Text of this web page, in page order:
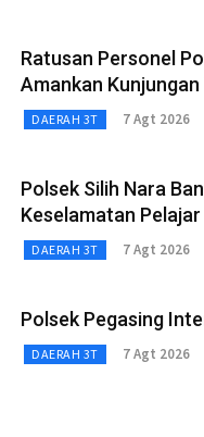
Ratusan Personel
Amankan
DAERAH 3T 7 Agt 2026
Polsek Silih Nara
Keselamatan Pelajar
DAERAH 3T 7 Agt 2026
Polsek Pegasing
DAERAH 3T 7 Agt 2026